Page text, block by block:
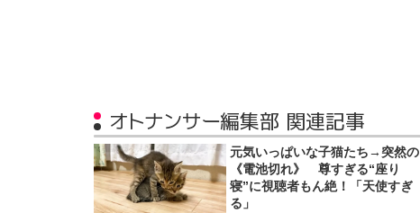
オトナンサー編集部 関連記事
元気いっぱいな子猫たち→突然の
《電池切れ》 尊すぎる“座り
寝”に視聴者もん絶！「天使すぎ
る」